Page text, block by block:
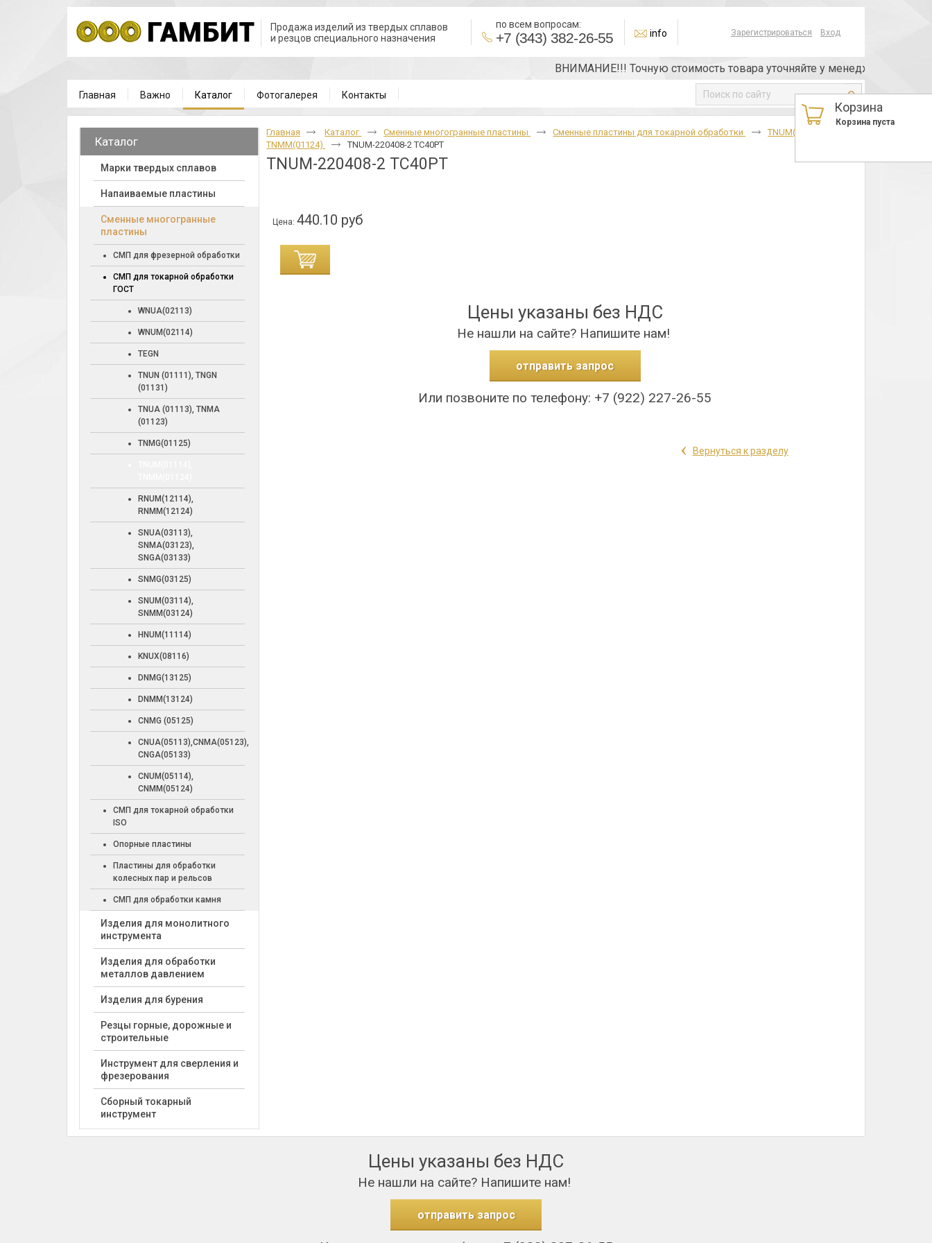
Зарегистрироваться Вход
Продажа изделий из твердых сплавов
и резцов специального назначения
по всем вопросам:
+7 (343) 382-26-55 info
ВНИМАНИЕ!!! Точную стоимость товара уточняйте у менеджера или по
Главная Важно Каталог Фотогалерея Контакты
Корзина
Корзина пуста
Каталог
Марки твердых сплавов
Напаиваемые пластины
Cменные многогранные
пластины
СМП для фрезерной обработки
СМП для токарной обработки
ГОСТ
WNUA(02113)
WNUM(02114)
TEGN
TNUN (01111), TNGN
(01131)
TNUA (01113), TNMA
(01123)
TNMG(01125)
RNUM(12114),
RNMM(12124)
SNUA(03113),
SNMA(03123),
SNGA(03133)
SNMG(03125)
SNUM(03114),
SNMM(03124)
HNUM(11114)
KNUX(08116)
DNMG(13125)
DNMM(13124)
CNMG (05125)
CNUA(05113),CNMA(05123),
CNGA(05133)
CNUM(05114),
CNMM(05124)
СМП для токарной обработки
ISO
Опорные пластины
Пластины для обработки
колесных пар и рельсов
СМП для обработки камня
Изделия для монолитного
инструмента
Изделия для обработки
металлов давлением
Изделия для бурения
Резцы горные, дорожные и
строительные
Инструмент для сверления и
фрезерования
Сборный токарный
инструмент
Главная Каталог Cменные многогранные пластины Сменные пластины для токарной обработки
TNUM(01114),
TNMM(01124)
TNUM-220408-2 TC40PT
TNUM-220408-2 TC40PT
Цена: 440.10 руб
Цены указаны без НДС
Не нашли на сайте? Напишите нам!
отправить запрос
Или позвоните по телефону: +7 (922) 227-26-55
‹ Вернуться к разделу
Цены указаны без НДС
Не нашли на сайте? Напишите нам!
отправить запрос